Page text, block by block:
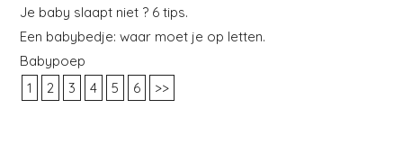
Je baby slaapt niet ? 6 tips.
Een babybedje: waar moet je op letten.
Babypoep
1
2 3 4 5 6 >>